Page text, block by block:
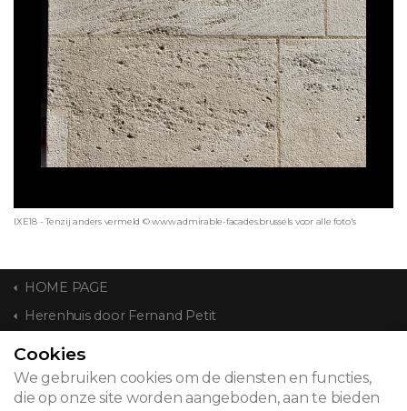
IXE18 - Tenzij anders vermeld © www.admirable-facades.brussels voor alle foto's
HOME PAGE
Herenhuis door Fernand Petit
CONTACT
Cookies
We gebruiken cookies om de diensten en functies,
die op onze site worden aangeboden, aan te bieden